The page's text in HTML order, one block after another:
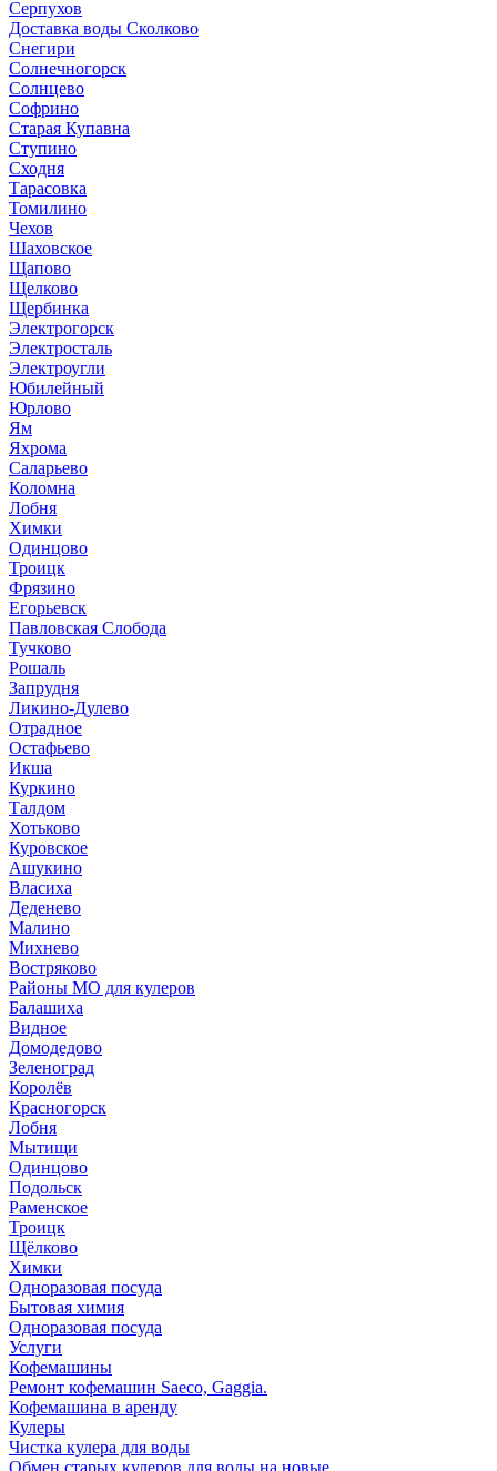
Серпухов
Доставка воды Сколково
Снегири
Солнечногорск
Солнцево
Софрино
Старая Купавна
Ступино
Сходня
Тарасовка
Томилино
Чехов
Шаховское
Щапово
Щелково
Щербинка
Электрогорск
Электросталь
Электроугли
Юбилейный
Юрлово
Ям
Яхрома
Саларьево
Коломна
Лобня
Химки
Одинцово
Троицк
Фрязино
Егорьевск
Павловская Слобода
Тучково
Рошаль
Запрудня
Ликино-Дулево
Отрадное
Остафьево
Икша
Куркино
Талдом
Хотьково
Куровское
Ашукино
Власиха
Деденево
Малино
Михнево
Востряково
Районы МО для кулеров
Балашиха
Видное
Домодедово
Зеленоград
Королёв
Красногорск
Лобня
Мытищи
Одинцово
Подольск
Раменское
Троицк
Щёлково
Химки
Одноразовая посуда
Бытовая химия
Одноразовая посуда
Услуги
Кофемашины
Ремонт кофемашин Saeco, Gaggia.
Кофемашина в аренду
Кулеры
Чистка кулера для воды
Обмен старых кулеров для воды на новые